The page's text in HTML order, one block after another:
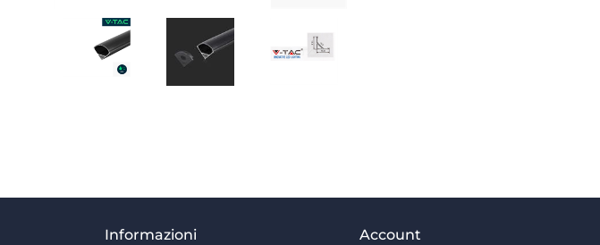
Informazioni Account